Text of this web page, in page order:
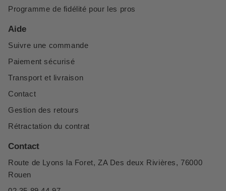
Programme de fidélité pour les pros
Aide
Suivre une commande
Paiement sécurisé
Transport et livraison
Contact
Gestion des retours
Rétractation du contrat
Contact
Route de Lyons la Foret, ZA Des deux Rivières, 76000
Rouen